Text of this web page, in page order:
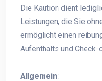
Die Kaution dient
Leistungen, die Sie
ermöglicht einen
Aufenthalts und Check-
Allgemein: